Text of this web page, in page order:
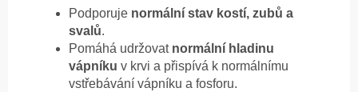
Podporuje normální stav kostí, zubů a
svalů.
Pomáhá udržovat normální hladinu
vápníku v krvi a přispívá k normálnímu
vstřebávání vápníku a fosforu.